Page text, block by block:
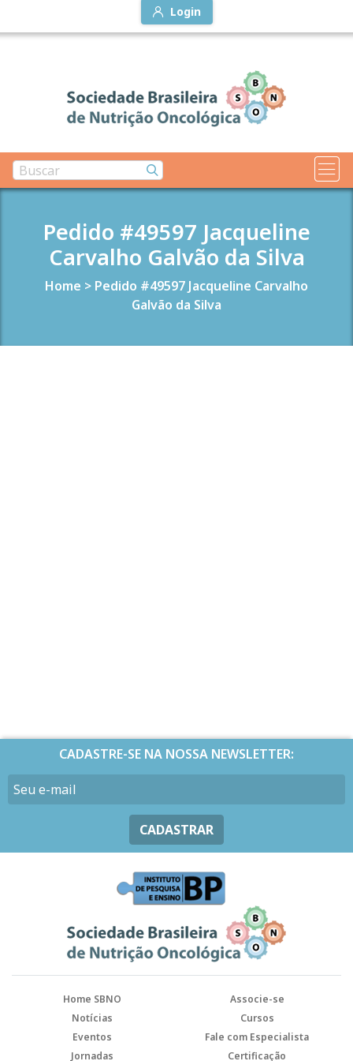
Login
Pedido #49597 Jacqueline
Carvalho Galvão da Silva
Home > Pedido #49597 Jacqueline Carvalho
Galvão da Silva
CADASTRE-SE NA NOSSA NEWSLETTER:
CADASTRAR
Home SBNO
Associe-se
Notícias
Cursos
Eventos
Fale com Especialista
Jornadas
Certificação